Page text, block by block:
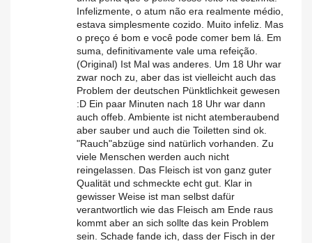
Infelizmente, o atum não era realmente médio,
estava simplesmente cozido. Muito infeliz. Mas
o preço é bom e você pode comer bem lá. Em
suma, definitivamente vale uma refeição.
(Original) Ist Mal was anderes. Um 18 Uhr war
zwar noch zu, aber das ist vielleicht auch das
Problem der deutschen Pünktlichkeit gewesen
:D Ein paar Minuten nach 18 Uhr war dann
auch offeb. Ambiente ist nicht atemberaubend
aber sauber und auch die Toiletten sind ok.
"Rauch"abzüge sind natürlich vorhanden. Zu
viele Menschen werden auch nicht
reingelassen. Das Fleisch ist von ganz guter
Qualität und schmeckte echt gut. Klar in
gewisser Weise ist man selbst dafür
verantwortlich wie das Fleisch am Ende raus
kommt aber an sich sollte das kein Problem
sein. Schade fande ich, dass der Fisch in der